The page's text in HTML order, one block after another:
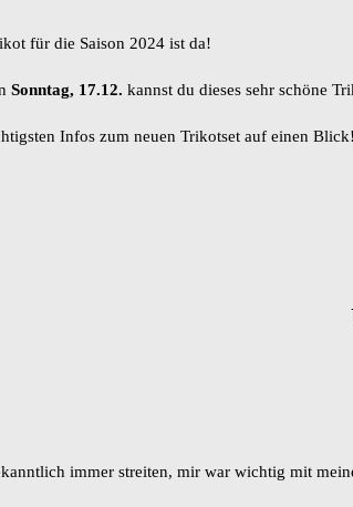
für die Saison 2024 ist da!
Sonntag, 17.12. kannst du dieses sehr schöne
Infos zum neuen Trikotset auf einen Blick!
immer streiten, mir war wichtig mit